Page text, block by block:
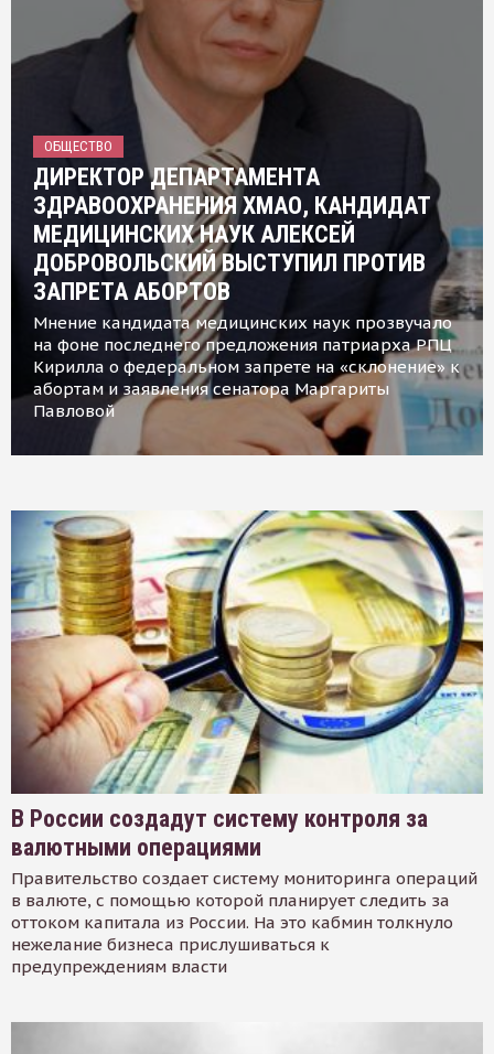
ОБЩЕСТВО
ДИРЕКТОР ДЕПАРТАМЕНТА
ЗДРАВООХРАНЕНИЯ ХМАО, КАНДИДАТ
МЕДИЦИНСКИХ НАУК АЛЕКСЕЙ
ДОБРОВОЛЬСКИЙ ВЫСТУПИЛ ПРОТИВ
ЗАПРЕТА АБОРТОВ
Мнение кандидата медицинских наук прозвучало
на фоне последнего предложения патриарха РПЦ
Кирилла о федеральном запрете на «склонение» к
абортам и заявления сенатора Маргариты
Павловой
В России создадут систему контроля за
валютными операциями
Правительство создает систему мониторинга операций
в валюте, с помощью которой планирует следить за
оттоком капитала из России. На это кабмин толкнуло
нежелание бизнеса прислушиваться к
предупреждениям власти